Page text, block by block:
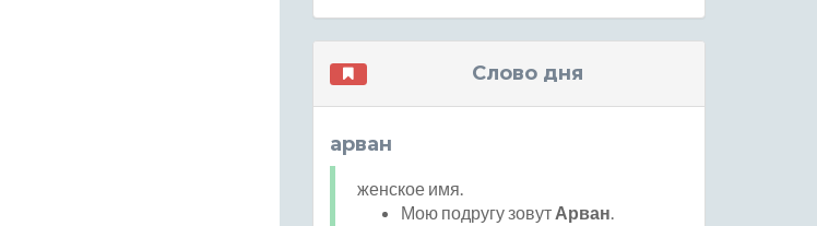
Слово дня
арван
женское имя.
Мою подругу зовут Арван.